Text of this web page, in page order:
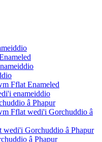
Fflat Enameled
enameiddio
â Phapur
Fflat wedi'i Gorchuddio â
Gorchuddio â Phapur
â Phapur